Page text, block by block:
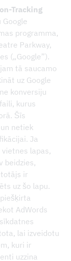
Tracking
programma,
Parkway,
(„Google”).
tā saucamo
uz Google
konversiju
kurus
Šīs
netiek
Ja
lapas,
beidzies,
ir
uz šo lapu.
AdWords
lai izveidotu
kuri ir
uzzina